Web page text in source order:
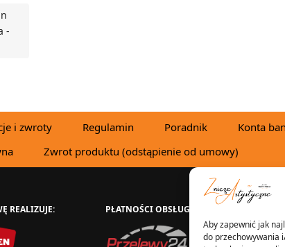
Aby zapewnić jak
do przechowywania
-
i zwroty Regulamin Poradnik Konta
Zwrot produktu (odstąpienie od umowy)
REALIZUJE: PŁATNOŚCI OBSŁUGUJE: